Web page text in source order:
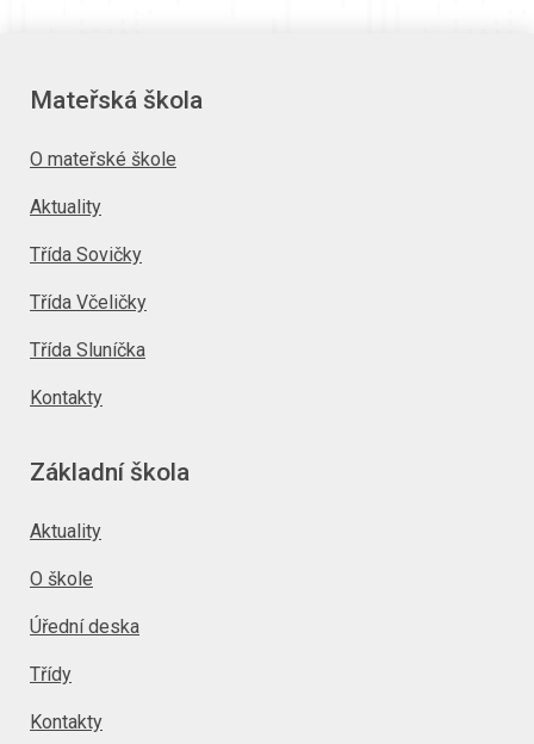
Mateřská škola
O mateřské škole
Aktuality
Třída Sovičky
Třída Včeličky
Třída Sluníčka
Kontakty
Základní škola
Aktuality
O škole
Úřední deska
Třídy
Kontakty